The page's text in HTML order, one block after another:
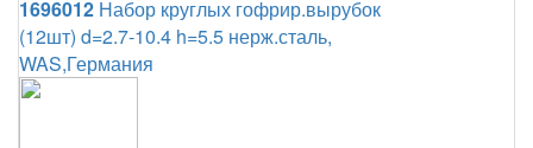
1696012 Набор круглых гофрир.вырубок
(12шт) d=2.7-10.4 h=5.5 нерж.сталь,
WAS,Германия